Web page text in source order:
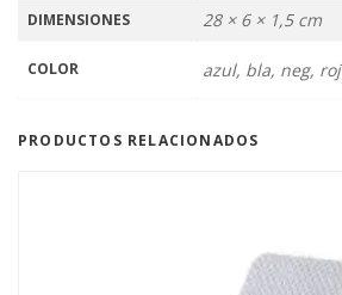
DIMENSIONES 28 × 6 × 1,5 cm
COLOR azul, bla, neg, roj
PRODUCTOS RELACIONADOS